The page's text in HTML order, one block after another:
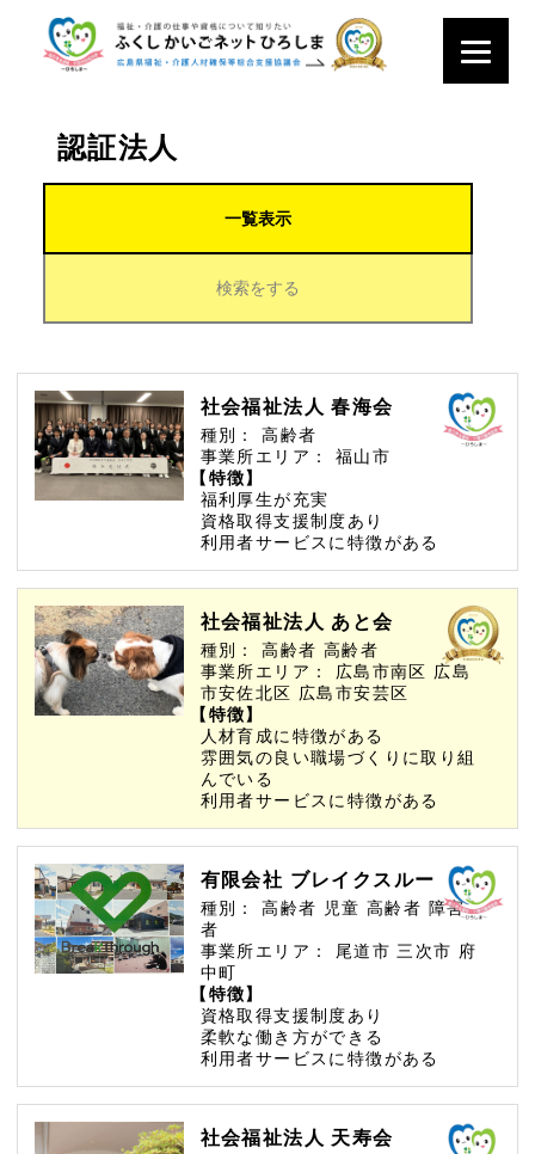
認証法人
一覧表示
検索をする
社会福祉法人 春海会
種別：
高齢者
事業所エリア：
福山市
【特徴】
福利厚生が充実
資格取得支援制度あり
利用者サービスに特徴がある
社会福祉法人 あと会
種別： 高齢者 高齢者
事業所エリア：
広島市南区 広島
市安佐北区 広島市安芸区
【特徴】
人材育成に特徴がある
雰囲気の良い職場づくりに取り組
んでいる
利用者サービスに特徴がある
有限会社 ブレイクスルー
種別： 高齢者 児童高齢者 障害
者
事業所エリア：
尾道市 三次市 府
中町
【特徴】
資格取得支援制度あり
柔軟な働き方ができる
利用者サービスに特徴がある
社会福祉法人 天寿会